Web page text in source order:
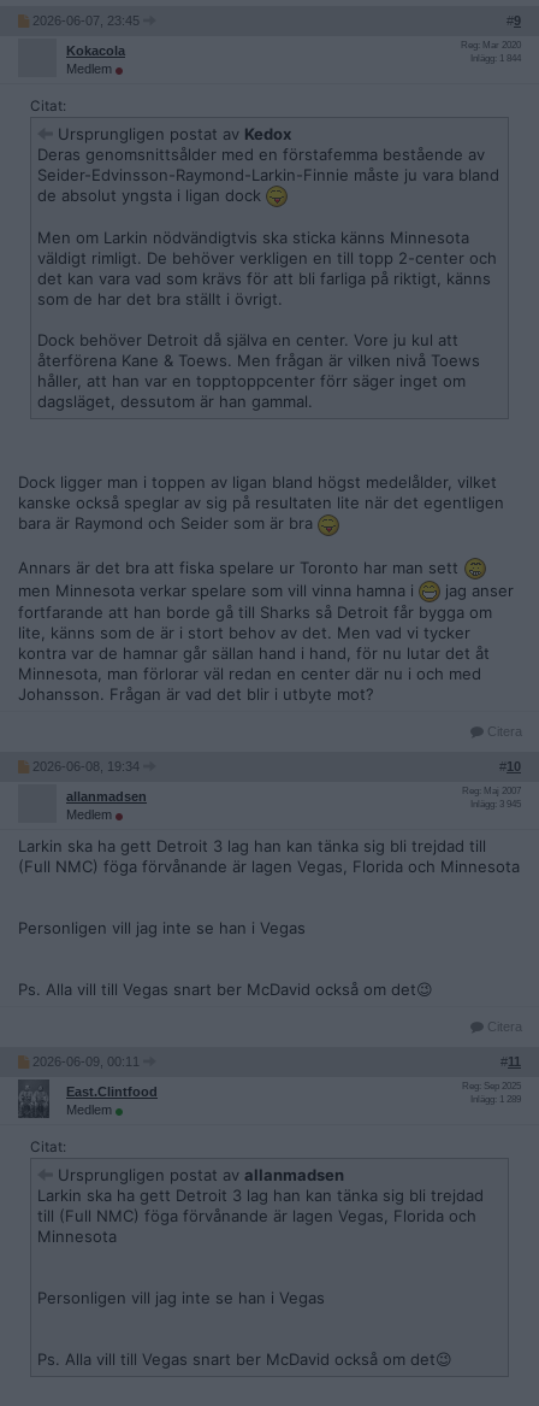
2026-06-07, 23:45 #9
Kokacola
Medlem
Reg: Mar 2020
Inlägg: 1 844
Citat:
Ursprungligen postat av Kedox
Deras genomsnittsålder med en förstafemma bestående av
Seider-Edvinsson-Raymond-Larkin-Finnie måste ju vara bland
de absolut yngsta i ligan dock
Men om Larkin nödvändigtvis ska sticka känns Minnesota
väldigt rimligt. De behöver verkligen en till topp 2-center och
det kan vara vad som krävs för att bli farliga på riktigt, känns
som de har det bra ställt i övrigt.
Dock behöver Detroit då själva en center. Vore ju kul att
återförena Kane & Toews. Men frågan är vilken nivå Toews
håller, att han var en topptoppcenter förr säger inget om
dagsläget, dessutom är han gammal.
Dock ligger man i toppen av ligan bland högst medelålder, vilket
kanske också speglar av sig på resultaten lite när det egentligen
bara är Raymond och Seider som är bra
Annars är det bra att fiska spelare ur Toronto har man sett
men Minnesota verkar spelare som vill vinna hamna i
jag anser
fortfarande att han borde gå till Sharks så Detroit får bygga om
lite, känns som de är i stort behov av det. Men vad vi tycker
kontra var de hamnar går sällan hand i hand, för nu lutar det åt
Minnesota, man förlorar väl redan en center där nu i och med
Johansson. Frågan är vad det blir i utbyte mot?
Citera
2026-06-08, 19:34 #10
allanmadsen
Medlem
Reg: Maj 2007
Inlägg: 3 945
Larkin ska ha gett Detroit 3 lag han kan tänka sig bli trejdad till
(Full NMC) föga förvånande är lagen Vegas, Florida och Minnesota
Personligen vill jag inte se han i Vegas
Ps. Alla vill till Vegas snart ber McDavid också om det😉
Citera
2026-06-09, 00:11 #11
East.Clintfood
Medlem
Reg: Sep 2025
Inlägg: 1 289
Citat:
Ursprungligen postat av allanmadsen
Larkin ska ha gett Detroit 3 lag han kan tänka sig bli trejdad
till (Full NMC) föga förvånande är lagen Vegas, Florida och
Minnesota
Personligen vill jag inte se han i Vegas
Ps. Alla vill till Vegas snart ber McDavid också om det😉